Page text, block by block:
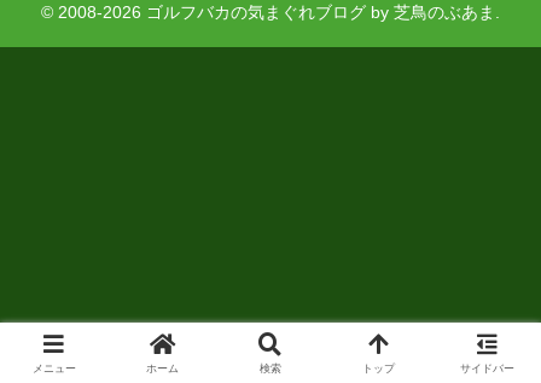
© 2008-2026 ゴルフバカの気まぐれブログ by 芝鳥のぶあま.
メニュー ホーム 検索 トップ サイドバー